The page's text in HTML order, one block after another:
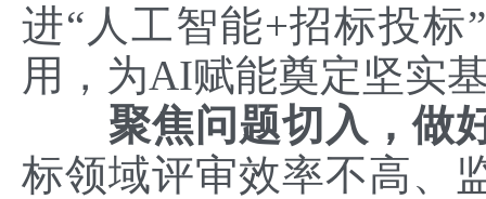
进“人工智能+招标投
用，为AI赋能奠定坚实
聚焦问题切入，做
标领域评审效率不高、